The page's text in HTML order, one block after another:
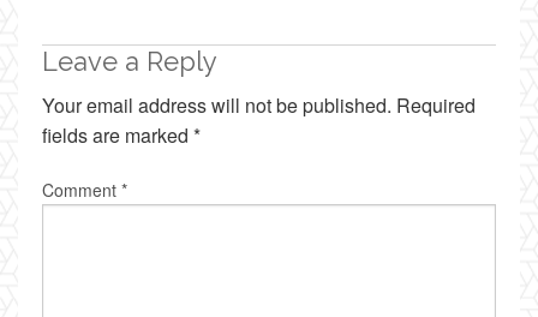
Leave a Reply
Your email address will not be published. Required
fields are marked *
Comment *